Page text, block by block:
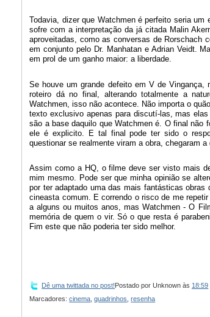
Todavia, dizer que Watchmen é perfeito seria
sofre com a interpretação da já citada Malin
aproveitadas, como as conversas de Rorschach
em conjunto pelo Dr. Manhatan e Adrian Veidt.
em prol de um ganho maior: a liberdade.
Se houve um grande defeito em V de Vingança,
roteiro dá no final, alterando totalmente a
Watchmen, isso não acontece. Não importa o
texto exclusivo apenas para discutí-las, mas
são a base daquilo que Watchmen é. O final não
ele é explicito. E tal final pode ter sido o
questionar se realmente viram a obra, chegaram
Assim como a HQ, o filme deve ser visto mais
mim mesmo. Pode ser que minha opinião se
por ter adaptado uma das mais fantásticas
cineasta comum. E correndo o risco de me
a alguns ou muitos anos, mas Watchmen - O
memória de quem o vir. Só o que resta é
Fim este que não poderia ter sido melhor.
Dê uma twittada no post!Postado porUnknown às 18:59
Marcadores:cinema ,quadrinhos ,resenha